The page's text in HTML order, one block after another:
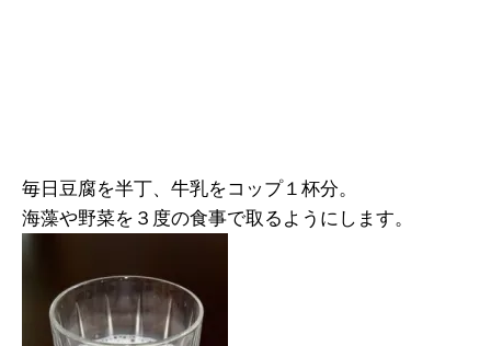
毎日豆腐を半丁、牛乳をコップ１杯分。
海藻や野菜を３度の食事で取るようにします。